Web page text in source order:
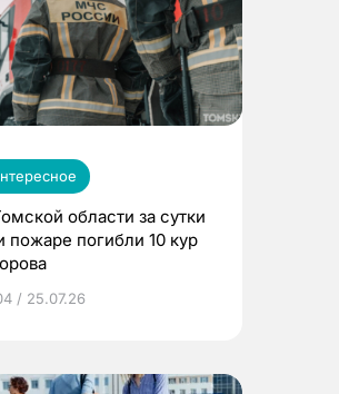
области за сутки
пожаре погибли 10 кур
/ 25.07.26